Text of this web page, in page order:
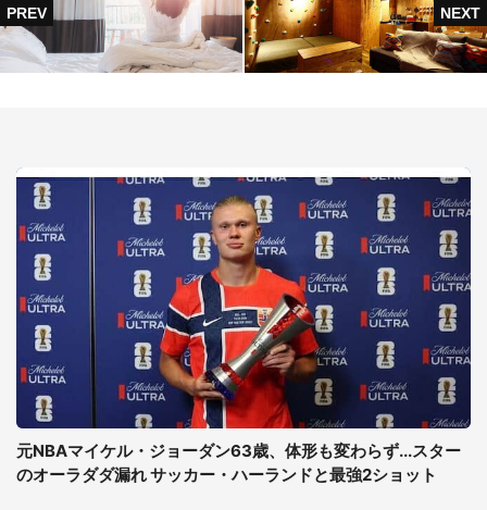
元NBAマイケル・ジョーダン63歳、体形も変わらず...スター
のオーラダダ漏れ サッカー・ハーランドと最強2ショット